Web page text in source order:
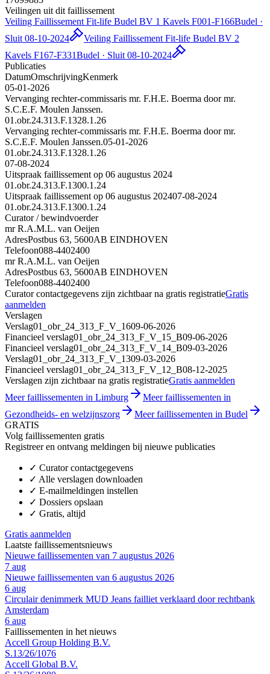
Veilingen uit dit faillissement
Veiling Faillissement Fit-life Budel BV 1 Kavels F001-F166Budel ·
Sluit 08-10-2024
Veiling Faillissement Fit-life Budel BV 2
Kavels F167-F331Budel · Sluit 08-10-2024
Publicaties
DatumOmschrijvingKenmerk
05-01-2026
Vervanging rechter-commissaris mr. F.H.E. Boerma door mr.
S.C.E.F. Moulen Janssen.
01.obr.24.313.F.1328.1.26
Vervanging rechter-commissaris mr. F.H.E. Boerma door mr.
S.C.E.F. Moulen Janssen.05-01-2026
01.obr.24.313.F.1328.1.26
07-08-2024
Uitspraak faillissement op 06 augustus 2024
01.obr.24.313.F.1300.1.24
Uitspraak faillissement op 06 augustus 202407-08-2024
01.obr.24.313.F.1300.1.24
Curator / bewindvoerder
mr R.A.M.L. van Oeijen
AdresPostbus 63, 5600AB EINDHOVEN
Telefoon088-4402400
mr R.A.M.L. van Oeijen
AdresPostbus 63, 5600AB EINDHOVEN
Telefoon088-4402400
Curator contactgegevens zijn zichtbaar na gratis registratieGratis
aanmelden
Verslagen
Verslag01_obr_24_313_F_V_1609-06-2026
Financieel verslag01_obr_24_313_F_V_15_B09-06-2026
Financieel verslag01_obr_24_313_F_V_14_B09-03-2026
Verslag01_obr_24_313_F_V_1309-03-2026
Financieel verslag01_obr_24_313_F_V_12_B08-12-2025
Verslagen zijn zichtbaar na gratis registratieGratis aanmelden
Meer faillissementen in Limburg
Meer faillissementen in
Gezondheids- en welzijnszorg
Meer faillissementen in Budel
GRATIS
Volg faillissementen gratis
Registreer en ontvang meldingen bij nieuwe publicaties
✓ Curator contactgegevens
✓ Alle verslagen downloaden
✓ E-mailmeldingen instellen
✓ Dossiers opslaan
✓ Gratis, altijd
Gratis aanmelden
Laatste faillissementsnieuws
Nieuwe faillissementen van 7 augustus 2026
7 aug
Nieuwe faillissementen van 6 augustus 2026
6 aug
Circulair denimmerk MUD Jeans failliet verklaard door rechtbank
Amsterdam
6 aug
Faillissementen in het nieuws
Accell Group Holding B.V.
S.13/26/1076
Accell Global B.V.